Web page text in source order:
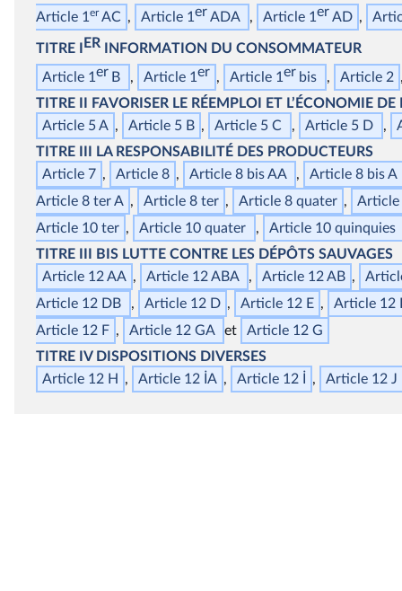
Article 1 er AC Article 1 erADA Article 1 erAD
TITRE I ER INFORMATION DU CONSOMMATEUR
Article 1 er B Article 1 er Article 1 er bis
Article 2
TITRE II
FAVORISER LE RÉEMPLOI ET L’ÉCONOMIE
Article 5 A
Article 5 B Article 5 C Article 5 D
TITRE III
LA RESPONSABILITÉ DES PRODUCTEURS
Article 7
Article 8 Article 8 bisAA Article 8 bisA
Article 8 terA Article 8 ter Article 8 quater
Article 10 ter Article 10 quater Article 10 quinquies
TITRE III
BIS LUTTE CONTRE LES DÉPÔTS SAUVAGES
Article 12 AA
Article 12 ABA Article 12 AB
Article 12 DB
Article 12 D Article 12 E
Article 12
Article 12 F
Article 12 GA
Article 12 G
TITRE IVDISPOSITIONS DIVERSES
Article 12 H
Article 12 İA Article 12 İ Article 12 J